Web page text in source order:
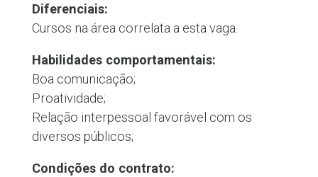
Diferenciais:
Cursos na área correlata a esta vaga.
Habilidades comportamentais:
Boa comunicação;
Proatividade;
Relação interpessoal favorável com os
diversos públicos;
Condições do contrato: